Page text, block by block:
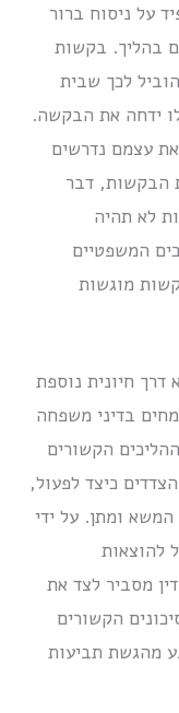
על ניסוח ברור
בהליך. בקשות
לכך שבית
ידחה את הבקשה.
עצמם נדרשים
הבקשות, דבר
לא תהיה
המשפטיים
מוגשות
דרך חיונית נוספת
בדיני משפחה
הקשורים
כיצד לפעול,
המשא ומתן. על ידי
להוצאות
מסביר לצד את
הקשורים
מהגשת תביעות